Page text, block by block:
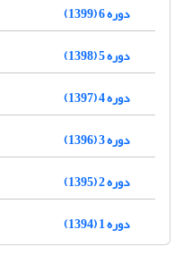
دوره 6 (1399)
دوره 5 (1398)
دوره 4 (1397)
دوره 3 (1396)
دوره 2 (1395)
دوره 1 (1394)